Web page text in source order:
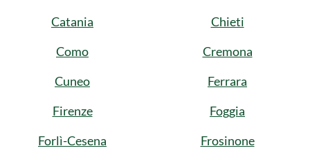
Catania
Chieti
Como
Cremona
Cuneo
Ferrara
Firenze
Foggia
Forlì-Cesena
Frosinone